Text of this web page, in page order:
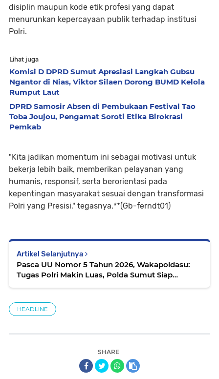
disiplin maupun kode etik profesi yang dapat
menurunkan kepercayaan publik terhadap institusi
Polri.
Lihat juga
Komisi D DPRD Sumut Apresiasi Langkah Gubsu
Ngantor di Nias, Viktor Silaen Dorong BUMD Kelola
Rumput Laut
DPRD Samosir Absen di Pembukaan Festival Tao
Toba Joujou, Pengamat Soroti Etika Birokrasi
Pemkab
"Kita jadikan momentum ini sebagai motivasi untuk
bekerja lebih baik, memberikan pelayanan yang
humanis, responsif, serta berorientasi pada
kepentingan masyarakat sesuai dengan transformasi
Polri yang Presisi," tegasnya.**(Gb-ferndt01)
Artikel Selanjutnya
Pasca UU Nomor 5 Tahun 2026, Wakapoldasu:
Tugas Polri Makin Luas, Polda Sumut Siap
HEADLINE
SHARE